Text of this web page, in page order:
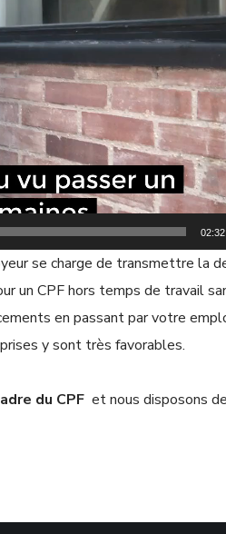
02:32
se charge de transmettre la
un CPF hors temps de travail
en passant par votre
y sont très favorables.
du CPF et nous disposons